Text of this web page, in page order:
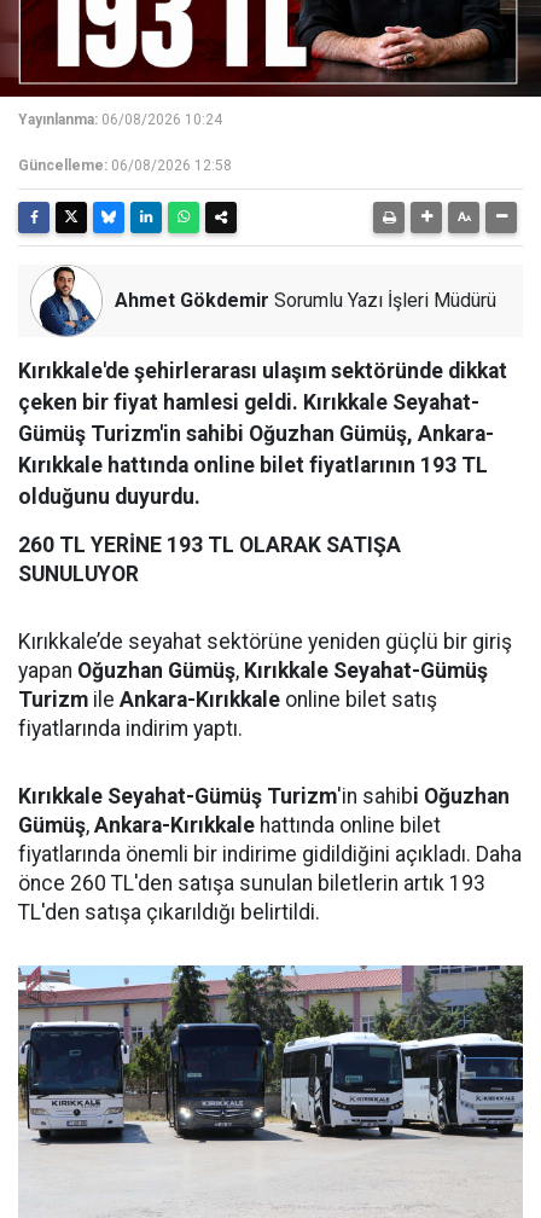
Yayınlanma: 06/08/2026 10:24
Güncelleme: 06/08/2026 12:58
Ahmet Gökdemir Sorumlu Yazı İşleri Müdürü
Kırıkkale'de şehirlerarası ulaşım sektöründe dikkat
çeken bir fiyat hamlesi geldi. Kırıkkale Seyahat-
Gümüş Turizm'in sahibi Oğuzhan Gümüş, Ankara-
Kırıkkale hattında online bilet fiyatlarının 193 TL
olduğunu duyurdu.
260 TL YERİNE 193 TL OLARAK SATIŞA
SUNULUYOR
Kırıkkale’de seyahat sektörüne yeniden güçlü bir giriş
yapan Oğuzhan Gümüş, Kırıkkale Seyahat-Gümüş
Turizm ile Ankara-Kırıkkale online bilet satış
fiyatlarında indirim yaptı.
Kırıkkale Seyahat-Gümüş Turizm'in sahibi Oğuzhan
Gümüş, Ankara-Kırıkkale hattında online bilet
fiyatlarında önemli bir indirime gidildiğini açıkladı. Daha
önce 260 TL'den satışa sunulan biletlerin artık 193
TL'den satışa çıkarıldığı belirtildi.